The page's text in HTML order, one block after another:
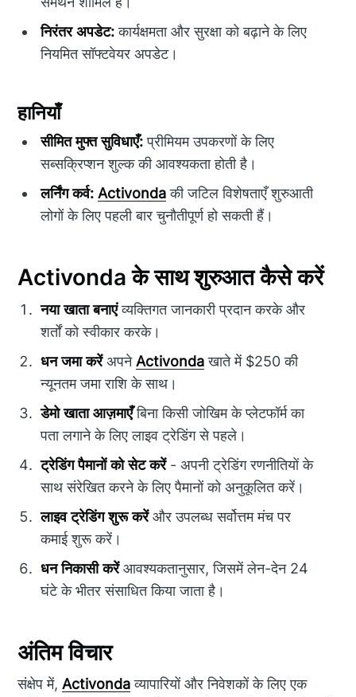
निरंतर अपडेट:कार्यक्षमता और सुरक्षा को बढ़ाने के लिए
नियमित सॉफ्टवेयर अपडेट।
हानियाँ
सीमित मुफ्त सुविधाएँ:प्रीमियम उपकरणों के लिए
सब्सक्रिप्शन शुल्क की आवश्यकता होती है।
लर्निंग कर्व: Activondaकी जटिल विशेषताएँ शुरुआती
लोगों के लिए पहली बार चुनौतीपूर्ण हो सकती हैं।
Activonda के साथ शुरुआत कैसे करें
नया खाता बनाएंव्यक्तिगत जानकारी प्रदान करके और
शर्तों को स्वीकार करके।
धन जमा करेंअपनेActivondaखाते में $250 की
न्यूनतम जमा राशि के साथ।
डेमो खाता आज़माएँबिना किसी जोखिम के प्लेटफॉर्म का
पता लगाने के लिए लाइव ट्रेडिंग से पहले।
ट्रेडिंग पैमानों को सेट करें- अपनी ट्रेडिंग रणनीतियों के
साथ संरेखित करने के लिए पैमानों को अनुकूलित करें।
लाइव ट्रेडिंग शुरू करेंऔर उपलब्ध सर्वोत्तम मंच पर
कमाई शुरू करें।
धन निकासी करेंआवश्यकतानुसार, जिसमें लेन-देन 24
घंटे के भीतर संसाधित किया जाता है।
अंतिम विचार
संक्षेप में,Activondaव्यापारियों और निवेशकों के लिए एक